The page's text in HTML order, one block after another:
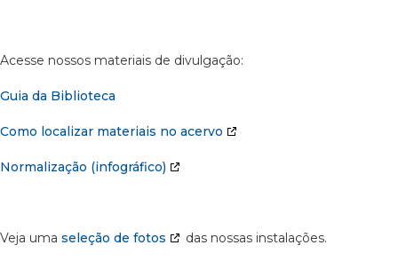
Acesse nossos materiais de divulgação:
Guia da Biblioteca
Como localizar materiais no acervo
Normalização (infográfico)
Veja uma seleção de fotos das nossas instalações.